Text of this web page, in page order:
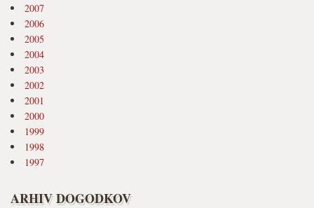
2007
2006
2005
2004
2003
2002
2001
2000
1999
1998
1997
ARHIV DOGODKOV